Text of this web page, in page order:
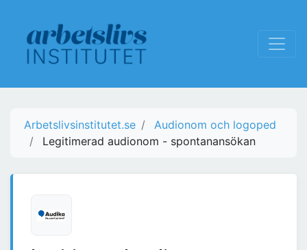
Arbetslivsinstitutet.se
Audionom och logoped
Legitimerad audionom - spontanansökan